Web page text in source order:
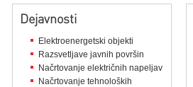
Dejavnosti
Elektroenergetski objekti
Razsvetljave javnih površin
Načrtovanje električnih napeljav
Načrtovanje tehnoloških